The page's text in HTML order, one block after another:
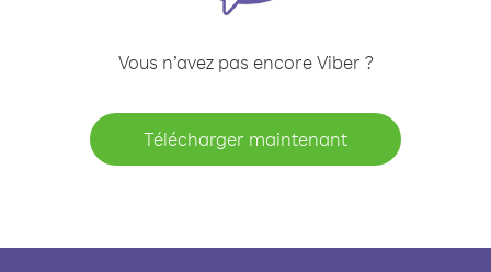
Vous n’avez pas encore Viber ?
Télécharger maintenant